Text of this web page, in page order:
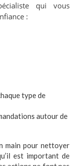
qui vous
:
type de
autour de
main pour nettoyer
est important de